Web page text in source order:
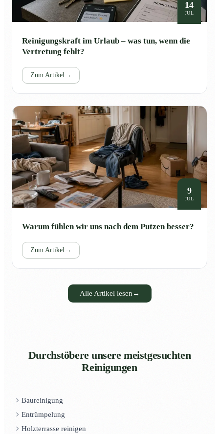
14
JUL
Reinigungskraft im Urlaub – was tun, wenn die
Vertretung fehlt?
Zum Artikel →
9
JUL
Warum fühlen wir uns nach dem Putzen besser?
Zum Artikel →
Alle Artikel lesen →
Durchstöbere unsere meistgesuchten
Reinigungen
Baureinigung
Entrümpelung
Holzterrasse reinigen